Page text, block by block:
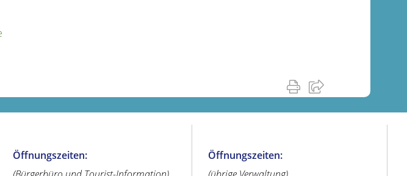
Öffnungszeiten:
Öffnungszeiten: